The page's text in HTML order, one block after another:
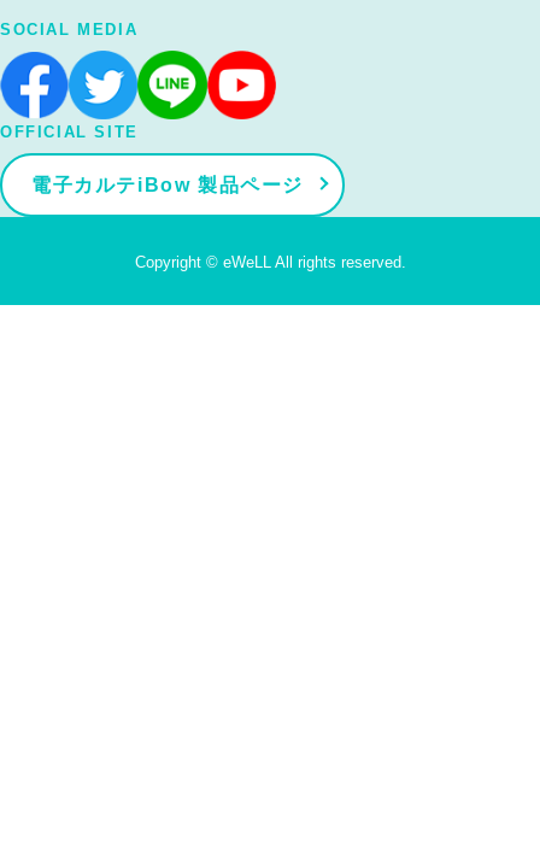
SOCIAL MEDIA
OFFICIAL SITE
電子カルテiBow 製品ページ
Copyright © eWeLL All rights reserved.